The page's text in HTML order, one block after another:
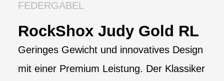
FEDERGABEL
RockShox Judy Gold RL
Geringes Gewicht und innovatives Design
mit einer Premium Leistung. Der Klassiker